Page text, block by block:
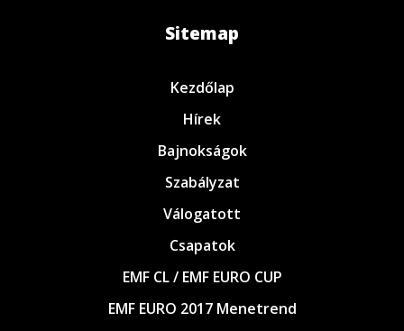
Sitemap
Kezdőlap
Hírek
Bajnokságok
Szabályzat
Válogatott
Csapatok
EMF CL / EMF EURO CUP
EMF EURO 2017 Menetrend